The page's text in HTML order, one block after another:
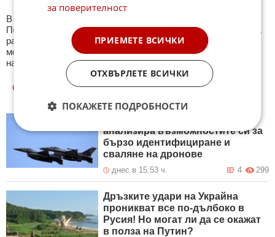
В секция Свят ще намерите тематична Куиз рубрика.
Периодично се публикува специализиран куиз с въпроси на
различна международна тематика. След края на всеки тест
може да видите резултат с верните отговори, които сте
натрупали. Другите куизове може да намерите тук. Успех !
ОЩЕ НОВИНИ ОТ СВЯТ
анализира възможностите си за
бързо идентифициране и
сваляне на дронове
днес в 15:53 ч. 299
4
Дръзките удари на Украйна
проникват все по-дълбоко в
Русия! Но могат ли да се окажат
в полза на Путин?
за поверителност
ПРИЕМЕТЕ ВСИЧКИ
ОТХВЪРЛЕТЕ ВСИЧКИ
ПОКАЖЕТЕ ПОДРОБНОСТИ